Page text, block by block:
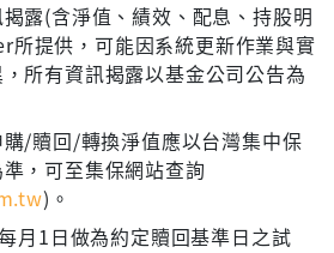
露(含淨值、績效、配息、持股明
所提供，可能因系統更新作業與實
所有資訊揭露以基金公司公告為
/贖回/轉換淨值應以台灣集中保
，可至集保網站查詢
)。
月1日做為約定贖回基準日之試